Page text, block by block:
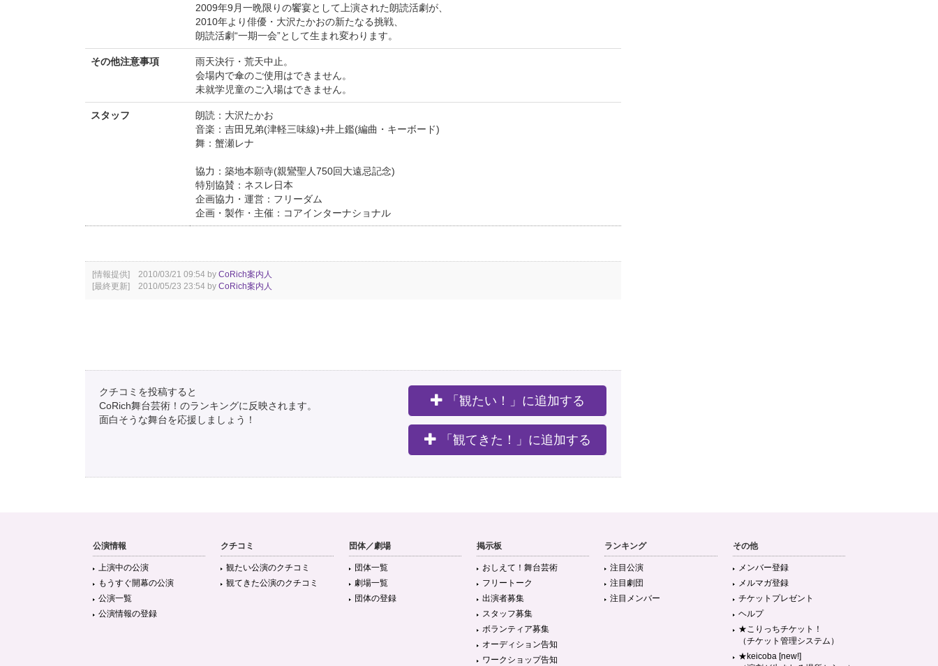
2009年9月一晩限りの饗宴として上演された朗読活劇が、
2010年より俳優・大沢たかおの新たなる挑戦、
朗読活劇“一期一会”として生まれ変わります。
その他注意事項
雨天決行・荒天中止。
会場内で傘のご使用はできません。
未就学児童のご入場はできません。
スタッフ
朗読：大沢たかお
音楽：吉田兄弟(津軽三味線)+井上鑑(編曲・キーボード)
舞：蟹瀬レナ
協力：築地本願寺(親鸞聖人750回大遠忌記念)
特別協賛：ネスレ日本
企画協力・運営：フリーダム
企画・製作・主催：コアインターナショナル
[情報提供] 2010/03/21 09:54 by CoRich案内人
[最終更新] 2010/05/23 23:54 by CoRich案内人
クチコミを投稿すると
CoRich舞台芸術！のランキングに反映されます。
面白そうな舞台を応援しましょう！
「観たい！」に追加する
「観てきた！」に追加する
公演情報
上演中の公演
もうすぐ開幕の公演
公演一覧
公演情報の登録
クチコミ
観たい公演のクチコミ
観てきた公演のクチコミ
団体／劇場
団体一覧
劇場一覧
団体の登録
掲示板
おしえて！舞台芸術
フリートーク
出演者募集
スタッフ募集
ボランティア募集
オーディション告知
ワークショップ告知
ランキング
注目公演
注目劇団
注目メンバー
その他
メンバー登録
メルマガ登録
チケットプレゼント
ヘルプ
★こりっちチケット！
（チケット管理システム）
★keicoba [new!]